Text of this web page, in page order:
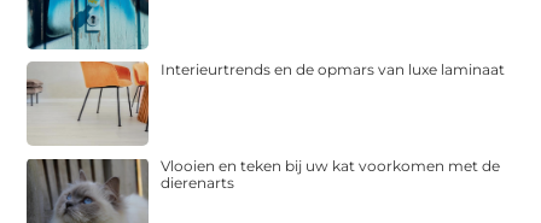
Interieurtrends en de opmars van luxe laminaat
Vlooien en teken bij uw kat voorkomen met de
dierenarts